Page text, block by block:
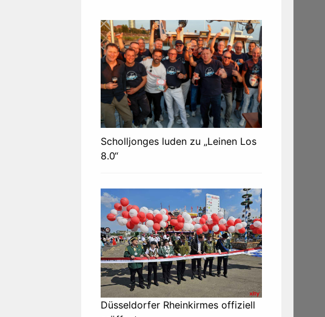
Scholljonges luden zu „Leinen Los
8.0“
Düsseldorfer Rheinkirmes offiziell